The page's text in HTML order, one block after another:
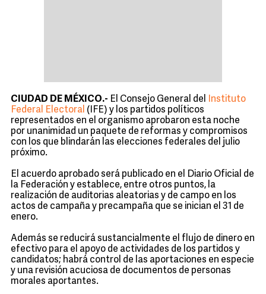
CIUDAD DE MÉXICO.- El Consejo General del
Instituto
Federal Electoral (IFE) y los partidos políticos
representados en el organismo aprobaron esta noche
por unanimidad un paquete de reformas y compromisos
con los que blindarán las elecciones federales del julio
próximo.
El acuerdo aprobado será publicado en el Diario Oficial de
la Federación y establece, entre otros puntos, la
realización de auditorias aleatorias y de campo en los
actos de campaña y precampaña que se inician el 31 de
enero.
Además se reducirá sustancialmente el flujo de dinero en
efectivo para el apoyo de actividades de los partidos y
candidatos; habrá control de las aportaciones en especie
y una revisión acuciosa de documentos de personas
morales aportantes.